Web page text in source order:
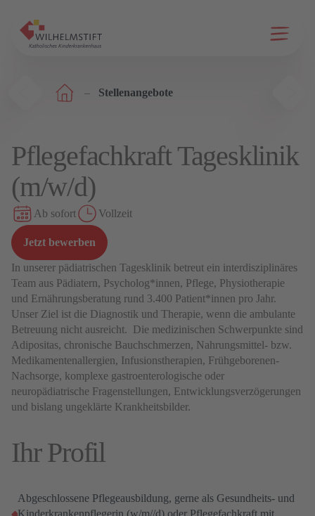
Menü
Stellenangebote
Pflegefachkraft Tagesklinik
(m/w/d)
Ab sofort Vollzeit
Jetzt bewerben
In unserer pädiatrischen Tagesklinik betreut ein interdisziplinäres
Team aus Pädiatern, Psycholog*innen, Pflege, Physiotherapie
und Ernährungsberatung rund 3.400 Patient*innen pro Jahr.
Unser Ziel ist die Diagnostik und Therapie, wenn die ambulante
Betreuung nicht ausreicht. Die medizinischen Schwerpunkte sind
Adipositas, chronische Bauchschmerzen, Nahrungsmittel- bzw.
Medikamentenallergien, Infusionstherapien, Frühgeborenen-
Nachsorge, komplexe gastroenterologische oder
neuropädiatrische Fragenstellungen, Entwicklungsverzögerungen
und bislang ungeklärte Krankheitsbilder.
Ihr Profil
Abgeschlossene Pflegeausbildung, gerne als Gesundheits- und
Kinderkrankenpflegerin (w/m//d) oder Pflegefachkraft mit